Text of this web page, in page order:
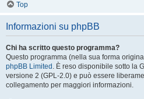
Top
Informazioni su phpBB
Chi ha scritto questo programma?
Questo programma (nella sua forma
phpBB Limited . È reso disponibile sotto la
versione 2 (GPL-2.0) e può essere
collegamento per maggiori informazioni.